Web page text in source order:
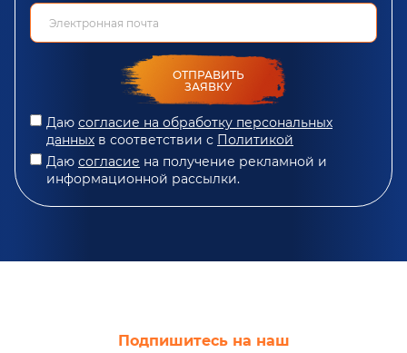
ОТПРАВИТЬ
ЗАЯВКУ
Даю согласие на обработку персональных
данных в соответствии с Политикой
Даю согласие на получение рекламной и
информационной рассылки.
Подпишитесь на наш